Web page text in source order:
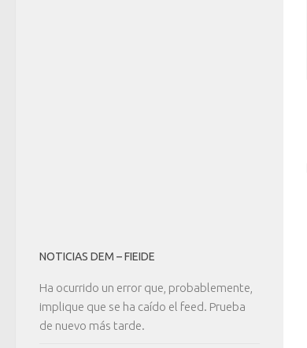
NOTICIAS DEM – FIEIDE
Ha ocurrido un error que, probablemente,
implique que se ha caído el feed. Prueba
de nuevo más tarde.